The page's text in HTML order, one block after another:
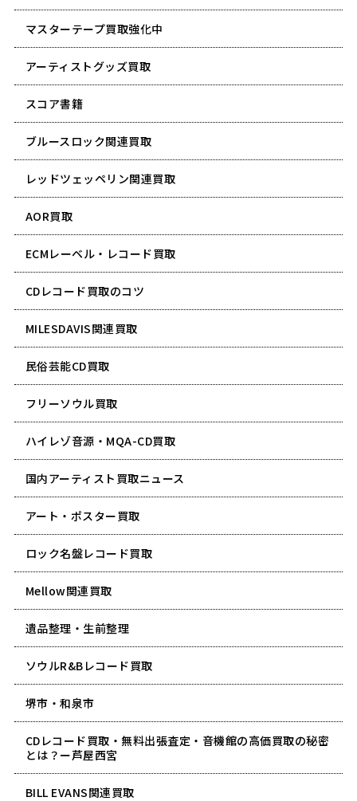
マスターテープ買取強化中
アーティストグッズ買取
スコア書籍
ブルースロック関連買取
レッドツェッペリン関連買取
AOR買取
ECMレーベル・レコード買取
CDレコード買取のコツ
MILESDAVIS関連買取
民俗芸能CD買取
フリーソウル買取
ハイレゾ音源・MQA-CD買取
国内アーティスト買取ニュース
アート・ポスター買取
ロック名盤レコード買取
Mellow関連買取
遺品整理・生前整理
ソウルR&Bレコード買取
堺市・和泉市
CDレコード買取・無料出張査定・音機館の高価買取の秘密
とは？ー芦屋西宮
BILL EVANS関連買取